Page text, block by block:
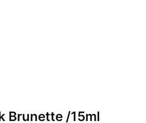
Brunette /15ml